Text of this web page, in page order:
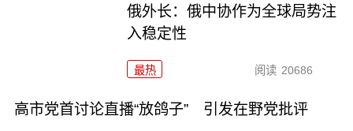
俄外长：俄中协作为全球局势注
入稳定性
最热 阅读 20686
高市党首讨论直播“放鸽子” 引发在野党批评